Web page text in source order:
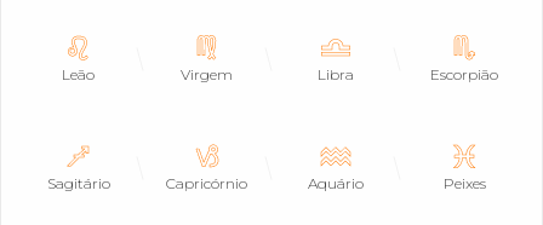
Leão Virgem Libra Escorpião
Sagitário Capricórnio Aquário Peixes